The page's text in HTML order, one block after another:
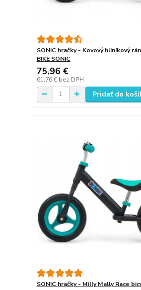
SONIC hračky - Kovový hliníkový
BIKE SONIC
75,96 €
61,76 € bez DPH
Pridať do
SONIC hračky - Milly Mally Race